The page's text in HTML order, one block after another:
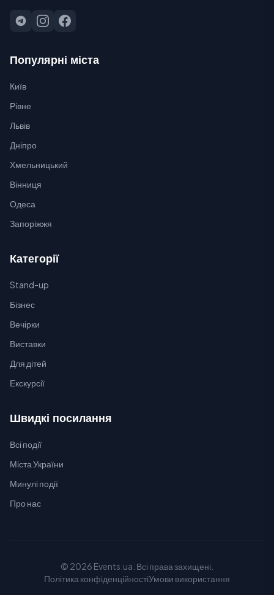
Популярні міста
Київ
Рівне
Львів
Дніпро
Хмельницький
Вінниця
Одеса
Запоріжжя
Категорії
Stand-up
Бізнес
Вечірки
Виставки
Для дітей
Екскурсії
Швидкі посилання
Всі події
Міста України
Минулі події
Про нас
© 2026 Events.ua. Всі права захищені.
Політика конфіденційностіУмови використання